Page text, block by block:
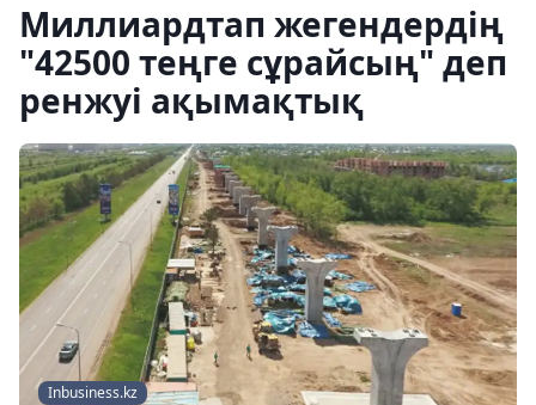
Миллиардтап жегендердің
"42500 теңге сұрайсың" деп
ренжуі ақымақтық
Inbusiness.kz